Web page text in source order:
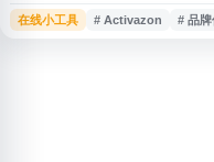
关品牌、产品或服务的信息入
收录页可提供 Activazon 的网
在线小工具 # Activazon # 品牌